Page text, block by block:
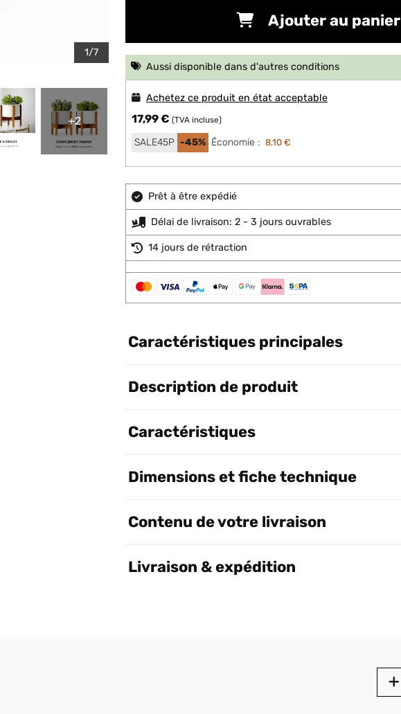
1/7
+2
Ajouter au panier
Aussi disponible dans d'autres conditions
Achetez ce produit en état acceptable
17,99 € (TVA incluse)
SALE45P -45% Économie : 8,10 €
Prêt à être expédié
Délai de livraison: 2 - 3 jours ouvrables
14 jours de rétraction
Caractéristiques principales
Description de produit
Caractéristiques
Dimensions et fiche technique
Contenu de votre livraison
Livraison & expédition